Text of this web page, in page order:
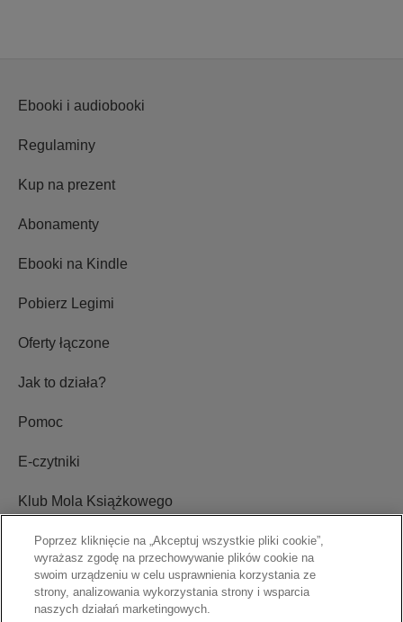
Ustawienia plików cookie
Blog
Poprzez kliknięcie na „Akceptuj wszystkie pliki cookie”,
wyrażasz zgodę na przechowywanie plików cookie na
swoim urządzeniu w celu usprawnienia korzystania ze
strony, analizowania wykorzystania strony i wsparcia
naszych działań marketingowych.